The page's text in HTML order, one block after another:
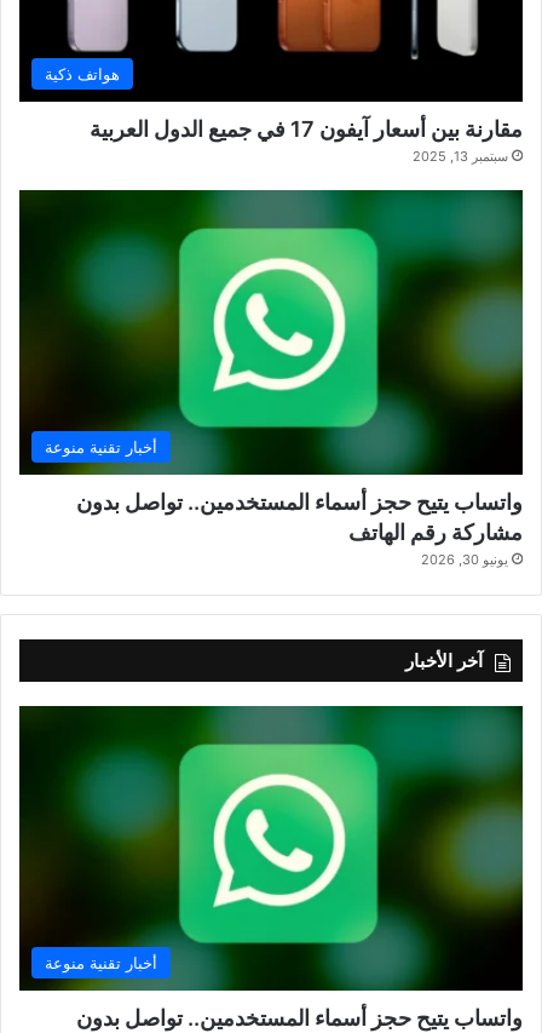
هواتف ذكية
مقارنة بين أسعار آيفون 17 في جميع الدول العربية
سبتمبر 13, 2025
أخبار تقنية منوعة
واتساب يتيح حجز أسماء المستخدمين.. تواصل بدون
مشاركة رقم الهاتف
يونيو 30, 2026
آخر الأخبار
أخبار تقنية منوعة
واتساب يتيح حجز أسماء المستخدمين.. تواصل بدون